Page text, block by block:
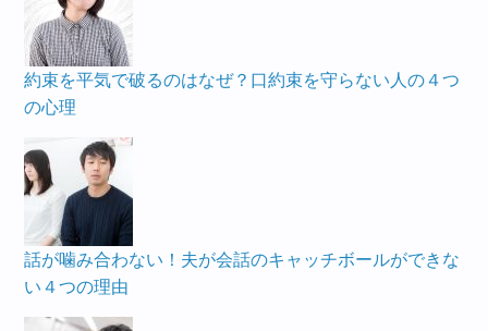
約束を平気で破るのはなぜ？口約束を守らない人の４つ
の心理
話が噛み合わない！夫が会話のキャッチボールができな
い４つの理由